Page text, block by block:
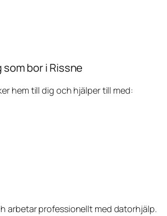
bor i Rissne
hem till dig och hjälper till med:
arbetar professionellt med datorhjälp.